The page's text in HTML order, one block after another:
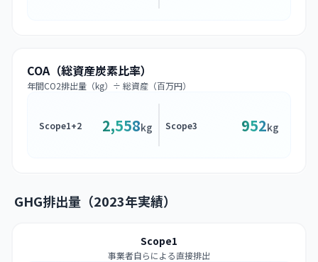
COA（総資産炭素比率）
年間CO2排出量（kg）÷ 総資産（百万円）
Scope1+2 2,558kg Scope3 952kg
GHG排出量（2023年実績）
Scope1
事業者自らによる直接排出